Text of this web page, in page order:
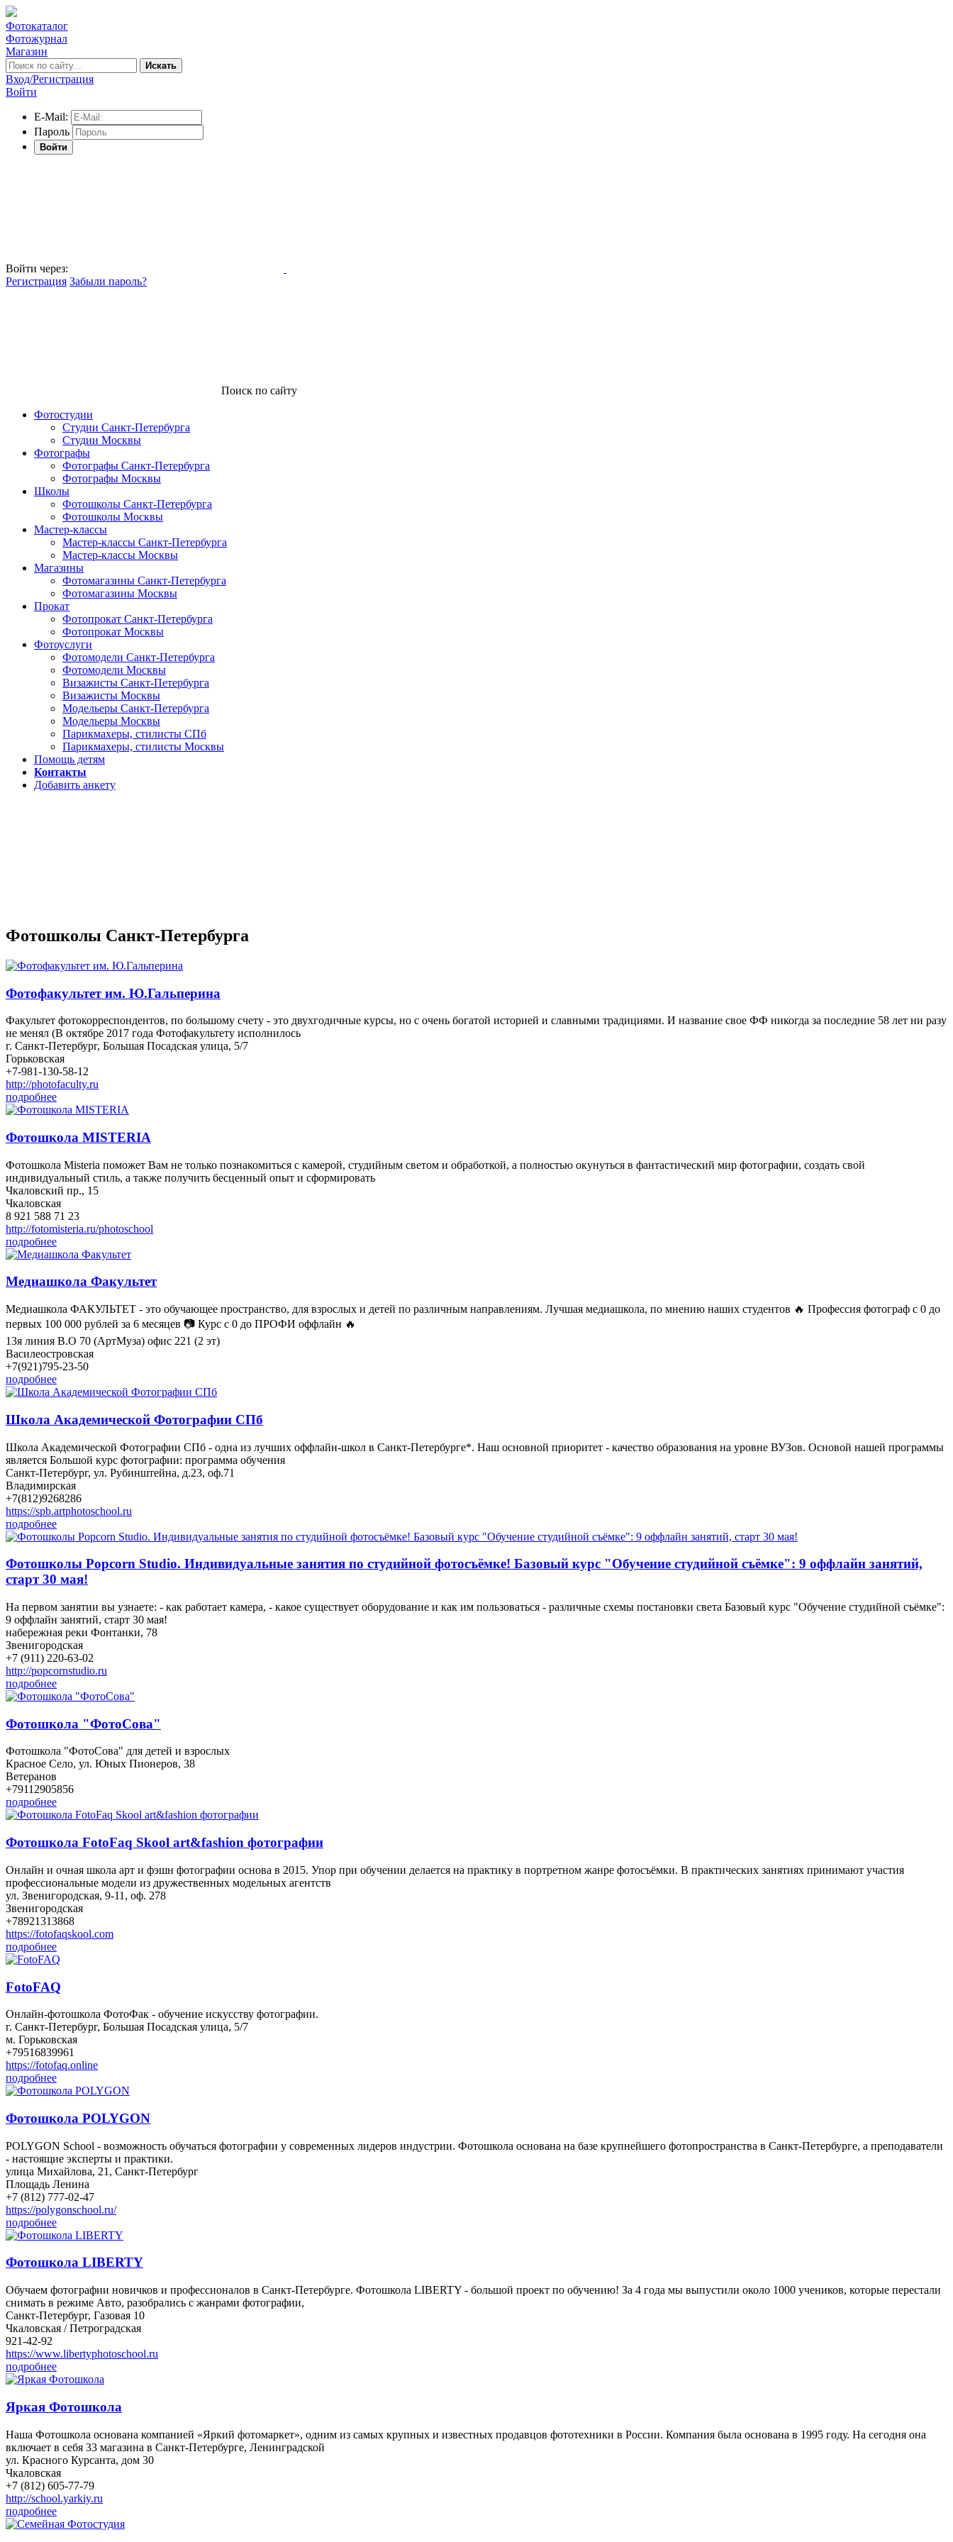
Фотокаталог
Фотожурнал
Магазин
Искать
Вход/Регистрация
Войти
E-Mail:
Пароль
Войти
Войти через:
Регистрация Забыли пароль?
Поиск по сайту
Фотостудии
Студии Санкт-Петербурга
Студии Москвы
Фотографы
Фотографы Санкт-Петербурга
Фотографы Москвы
Школы
Фотошколы Санкт-Петербурга
Фотошколы Москвы
Мастер-классы
Мастер-классы Санкт-Петербурга
Мастер-классы Москвы
Магазины
Фотомагазины Санкт-Петербурга
Фотомагазины Москвы
Прокат
Фотопрокат Санкт-Петербурга
Фотопрокат Москвы
Фотоуслуги
Фотомодели Санкт-Петербурга
Фотомодели Москвы
Визажисты Санкт-Петербурга
Визажисты Москвы
Модельеры Санкт-Петербурга
Модельеры Москвы
Парикмахеры, стилисты СПб
Парикмахеры, стилисты Москвы
Помощь детям
Контакты
Добавить анкету
Фотошколы Санкт-Петербурга
Фотофакультет им. Ю.Гальперина
Факультет фотокорреспондентов, по большому счету - это двухгодичные курсы, но с очень богатой историей и славными традициями. И название свое ФФ никогда за последние 58 лет ни разу
не менял (В октябре 2017 года Фотофакультету исполнилось
г. Санкт-Петербург, Большая Посадская улица, 5/7
Горьковская
+7-981-130-58-12
http://photofaculty.ru
подробнее
Фотошкола MISTERIA
Фотошкола Misteria поможет Вам не только познакомиться с камерой, студийным светом и обработкой, а полностью окунуться в фантастический мир фотографии, создать свой
индивидуальный стиль, а также получить бесценный опыт и сформировать
Чкаловский пр., 15
Чкаловская
8 921 588 71 23
http://fotomisteria.ru/photoschool
подробнее
Медиашкола Факультет
Медиашкола ФАКУЛЬТЕТ - это обучающее пространство, для взрослых и детей по различным направлениям. Лучшая медиашкола, по мнению наших студентов 🔥 Профессия фотограф с 0 до
первых 100 000 рублей за 6 месяцев 📷 Курс с 0 до ПРОФИ оффлайн 🔥
13я линия В.О 70 (АртМуза) офис 221 (2 эт)
Василеостровская
+7(921)795-23-50
подробнее
Школа Академической Фотографии СПб
Школа Академической Фотографии СПб - одна из лучших оффлайн-школ в Санкт-Петербурге*. Наш основной приоритет - качество образования на уровне ВУЗов. Основой нашей программы
является Большой курс фотографии: программа обучения
Санкт-Петербург, ул. Рубинштейна, д.23, оф.71
Владимирская
+7(812)9268286
https://spb.artphotoschool.ru
подробнее
Фотошколы Popcorn Studio. Индивидуальные занятия по студийной фотосъёмке! Базовый курс "Обучение студийной съёмке": 9 оффлайн занятий,
старт 30 мая!
На первом занятии вы узнаете: - как работает камера, - какое существует оборудование и как им пользоваться - различные схемы постановки света Базовый курс "Обучение студийной съёмке":
9 оффлайн занятий, старт 30 мая!
набережная реки Фонтанки, 78
Звенигородская
+7 (911) 220-63-02
http://popcornstudio.ru
подробнее
Фотошкола "ФотоСова"
Фотошкола "ФотоСова" для детей и взрослых
Красное Село, ул. Юных Пионеров, 38
Ветеранов
+79112905856
подробнее
Фотошкола FotoFaq Skool art&fashion фотографии
Онлайн и очная школа арт и фэшн фотографии основа в 2015. Упор при обучении делается на практику в портретном жанре фотосъёмки. В практических занятиях принимают участия
профессиональные модели из дружественных модельных агентств
ул. Звенигородская, 9-11, оф. 278
Звенигородская
+78921313868
https://fotofaqskool.com
подробнее
FotoFAQ
Онлайн-фотошкола ФотоФак - обучение искусству фотографии.
г. Санкт-Петербург, Большая Посадская улица, 5/7
м. Горьковская
+79516839961
https://fotofaq.online
подробнее
Фотошкола POLYGON
POLYGON School - возможность обучаться фотографии у современных лидеров индустрии. Фотошкола основана на базе крупнейшего фотопространства в Санкт-Петербурге, а преподаватели
- настоящие эксперты и практики.
улица Михайлова, 21, Санкт-Петербург
Площадь Ленина
+7 (812) 777-02-47
https://polygonschool.ru/
подробнее
Фотошкола LIBERTY
Обучаем фотографии новичков и профессионалов в Санкт-Петербурге. Фотошкола LIBERTY - большой проект по обучению! За 4 года мы выпустили около 1000 учеников, которые перестали
снимать в режиме Авто, разобрались с жанрами фотографии,
Санкт-Петербург, Газовая 10
Чкаловская / Петроградская
921-42-92
https://www.libertyphotoschool.ru
подробнее
Яркая Фотошкола
Наша Фотошкола основана компанией «Яркий фотомаркет», одним из самых крупных и известных продавцов фототехники в России. Компания была основана в 1995 году. На сегодня она
включает в себя 33 магазина в Санкт-Петербурге, Ленинградской
ул. Красного Курсанта, дом 30
Чкаловская
+7 (812) 605-77-79
http://school.yarkiy.ru
подробнее